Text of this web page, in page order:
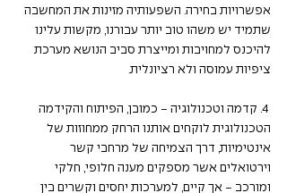
אפשרויות בחירה. השפעותיה מזינות את המחשבה
שתמיד יש משהו טוב יותר עבורנו, מקשות עלינו
להיכנס למחויבות ומייצרת סביב הנושא מערכת
ציפיות עמוסה ולא רציונלית.
4. קדמה וטכנולוגיה - כמובן, הפיתוח והקידמה
הטכנולוגית לוקחים אותנו הרחק ממחוזות של
אינטימיות, דרך הצמיחה של מרחבי קשר
וירטואלים אשר מספקים מענה חלופי, חלקי
ומורכב - אך קיים, למערכות יחסים וקשרים בין